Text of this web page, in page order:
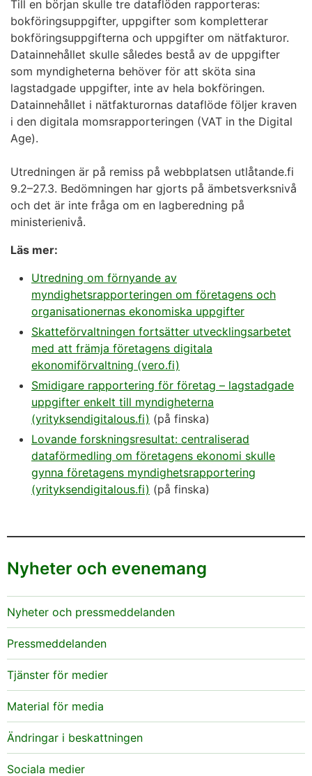
Till en början skulle tre dataflöden rapporteras:
bokföringsuppgifter, uppgifter som kompletterar
bokföringsuppgifterna och uppgifter om nätfakturor.
Datainnehållet skulle således bestå av de uppgifter
som myndigheterna behöver för att sköta sina
lagstadgade uppgifter, inte av hela bokföringen.
Datainnehållet i nätfakturornas dataflöde följer kraven
i den digitala momsrapporteringen (VAT in the Digital
Age).
Utredningen är på remiss på webbplatsen utlåtande.fi
9.2–27.3. Bedömningen har gjorts på ämbetsverksnivå
och det är inte fråga om en lagberedning på
ministerienivå.
Läs mer:
Utredning om förnyande av
myndighetsrapporteringen om företagens och
organisationernas ekonomiska uppgifter
Skatteförvaltningen fortsätter utvecklingsarbetet
med att främja företagens digitala
ekonomiförvaltning (vero.fi)
Smidigare rapportering för företag – lagstadgade
uppgifter enkelt till myndigheterna
(yrityksendigitalous.fi) (på finska)
Lovande forskningsresultat: centraliserad
dataförmedling om företagens ekonomi skulle
gynna företagens myndighetsrapportering
(yrityksendigitalous.fi) (på finska)
Nyheter och evenemang
Nyheter och pressmeddelanden
Pressmeddelanden
Tjänster för medier
Material för media
Ändringar i beskattningen
Sociala medier